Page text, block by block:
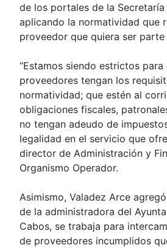
de los portales de la Secretaría
aplicando la normatividad que
proveedor que quiera ser
“Estamos siendo estrictos
proveedores tengan los
normatividad; que estén al
obligaciones fiscales,
no tengan adeudo de
legalidad en el servicio que
director de Administración y
Organismo Operador.
Asimismo, Valadez Arce
de la administradora del
Cabos, se trabaja para
de proveedores incumplidos